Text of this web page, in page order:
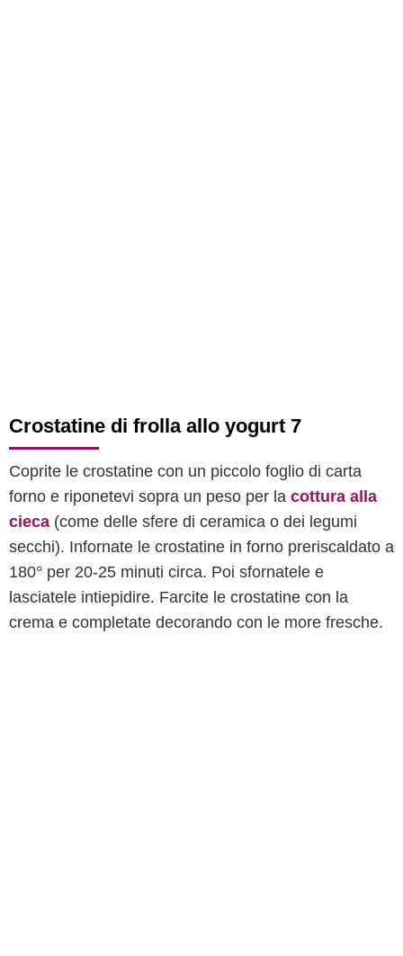
Crostatine di frolla allo yogurt 7
Coprite le crostatine con un piccolo foglio di carta
forno e riponetevi sopra un peso per la cottura alla
cieca (come delle sfere di ceramica o dei legumi
secchi). Infornate le crostatine in forno preriscaldato a
180° per 20-25 minuti circa. Poi sfornatele e
lasciatele intiepidire. Farcite le crostatine con la
crema e completate decorando con le more fresche.